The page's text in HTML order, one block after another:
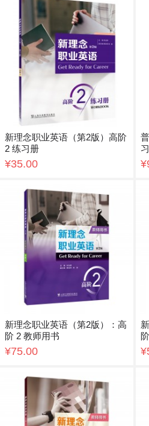
新理念职业英语（第2版）高阶
2 练习册
¥35.00
新理念职业英语（第2版）：高
阶 2 教师用书
¥75.00